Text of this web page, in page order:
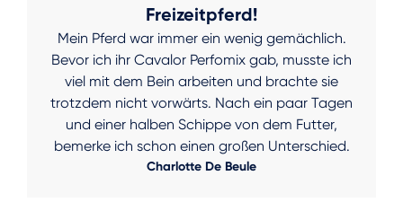
Freizeitpferd!
Mein Pferd war immer ein wenig gemächlich.
Bevor ich ihr Cavalor Perfomix gab, musste ich
viel mit dem Bein arbeiten und brachte sie
trotzdem nicht vorwärts. Nach ein paar Tagen
und einer halben Schippe von dem Futter,
bemerke ich schon einen großen Unterschied.
Charlotte De Beule